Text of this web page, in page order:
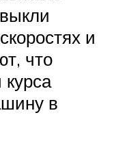
и
что
в